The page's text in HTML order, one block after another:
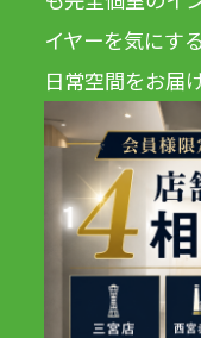
イヤーを気にす
日常空間をお届